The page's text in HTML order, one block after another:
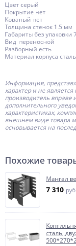
Цвет серый
Покрытие нет
Кованый нет
Толщина стенок 1.5 мм
Габариты без упаковки
Вид переносной
Разборный есть
Материал корпуса сталь
Информация,
характер и не
производитель вправе
дополнительного
характеристиках,
внешнем виде товара
основывается на
Похожие
Мангал
7 310 руб.
сталь,